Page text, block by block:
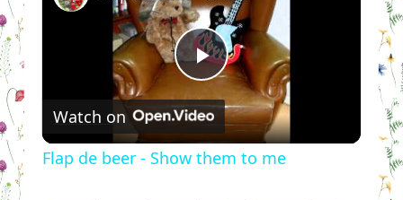
Play
Video
Watch on
Flap de beer - Show them to me